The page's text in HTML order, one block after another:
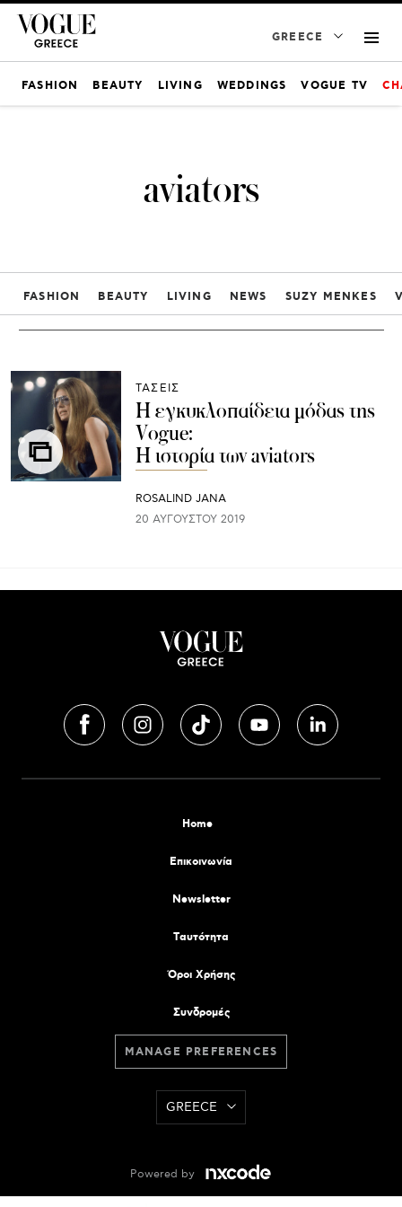
GREECE
FASHION BEAUTY LIVING WEDDINGS VOGUE TV
aviators
FASHION BEAUTY LIVING NEWS SUZY MENKES
ΤΑΣΕΙΣ
Η εγκυκλοπαίδεια μόδας της
Vogue:
Η ιστορία των aviators
ROSALIND JANA
20 ΑΥΓΟΎΣΤΟΥ 2019
Home
Επικοινωνία
Newsletter
Tαυτότητα
Όροι Χρήσης
Συνδρομές
MANAGE PREFERENCES
GREECE
Powered by